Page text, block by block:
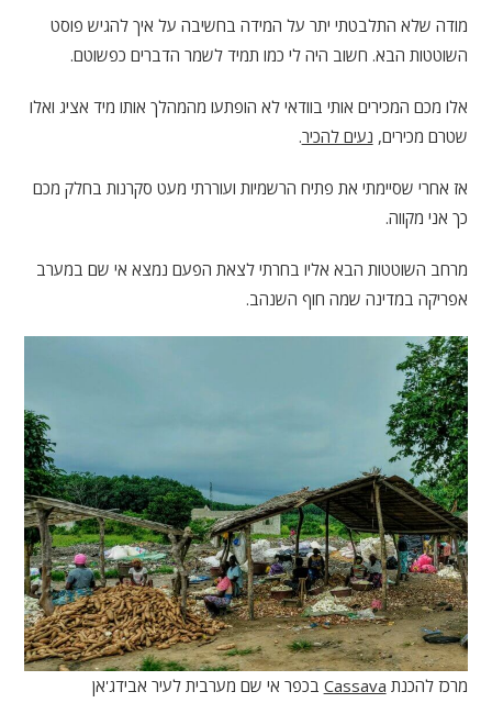
מודה שלא התלבטתי יתר על המידה בחשיבה על איך להגיש פוסט
השוטטות הבא. חשוב היה לי כמו תמיד לשמר הדברים כפשוטם.
אלו מכם המכירים אותי בוודאי לא הופתעו מהמהלך אותו מיד אציג ואלו
שטרם מכירים, נעים להכיר.
אז אחרי שסיימתי את פתיח הרשמיות ועוררתי מעט סקרנות בחלק מכם
כך אני מקווה.
מרחב השוטטות הבא אליו בחרתי לצאת הפעם נמצא אי שם במערב
אפריקה במדינה שמה חוף השנהב.
מרכז להכנת Cassava בכפר אי שם מערבית לעיר אבידג'אן